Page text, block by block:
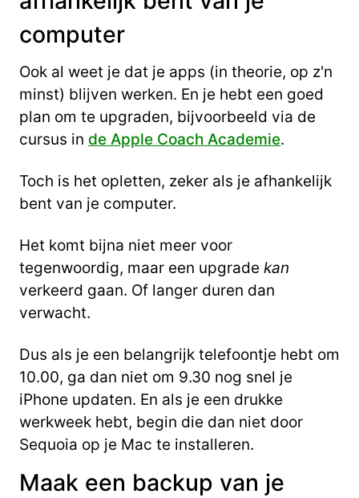
computer
Ook al weet je dat je apps (in theorie, op z'n
minst) blijven werken. En je hebt een goed
plan om te upgraden, bijvoorbeeld via de
cursus in de Apple Coach Academie.
Toch is het opletten, zeker als je afhankelijk
bent van je computer.
Het komt bijna niet meer voor
tegenwoordig, maar een upgrade kan
verkeerd gaan. Of langer duren dan
verwacht.
Dus als je een belangrijk telefoontje hebt om
10.00, ga dan niet om 9.30 nog snel je
iPhone updaten. En als je een drukke
werkweek hebt, begin die dan niet door
Sequoia op je Mac te installeren.
Maak een backup van je